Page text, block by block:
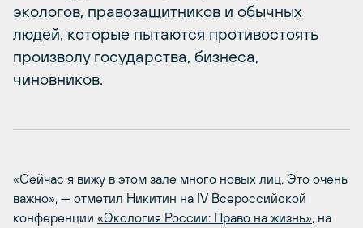
экологов, правозащитников и обычных
людей, которые пытаются противостоять
произволу государства, бизнеса,
чиновников.
«Сейчас я вижу в этом зале много новых лиц. Это очень
важно», — отметил Никитин на IV Всероссийской
конференции «Экология России: Право на жизнь», на